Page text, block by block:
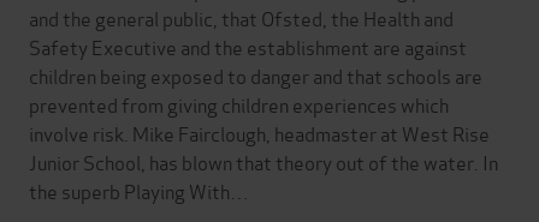
and the general public, that Ofsted, the Health and
Safety Executive and the establishment are against
children being exposed to danger and that schools are
prevented from giving children experiences which
involve risk. Mike Fairclough, headmaster at West Rise
Junior School, has blown that theory out of the water. In
the superb Playing With…